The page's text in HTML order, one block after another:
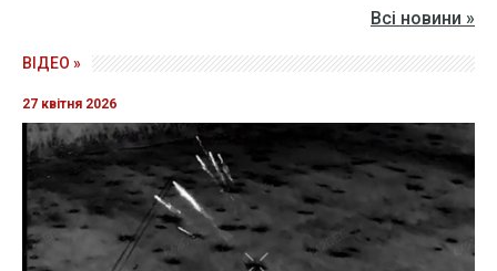
Всі новини »
ВІДЕО »
27 квітня 2026